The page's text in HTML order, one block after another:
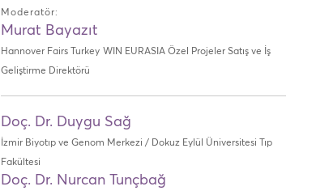
Moderatör:
Murat Bayazıt
Hannover Fairs Turkey WIN EURASIA Özel Projeler Satış ve İş
Geliştirme Direktörü
Doç. Dr. Duygu Sağ
İzmir Biyotıp ve Genom Merkezi / Dokuz Eylül Üniversitesi Tıp
Fakültesi
Doç. Dr. Nurcan Tunçbağ